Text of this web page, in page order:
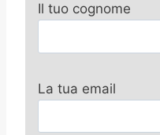
Il tuo cognome
La tua email